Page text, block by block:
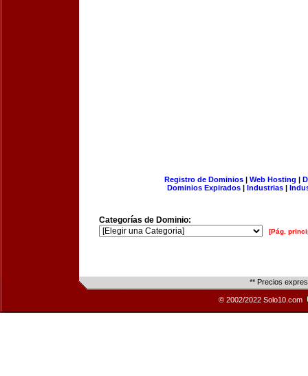
Registro de Dominios| Web Hosting |
Dominios Expirados | Industrias |
Categorías de Dominio:
[Pág.
** Precios
© 2002/2022 Solo10.com